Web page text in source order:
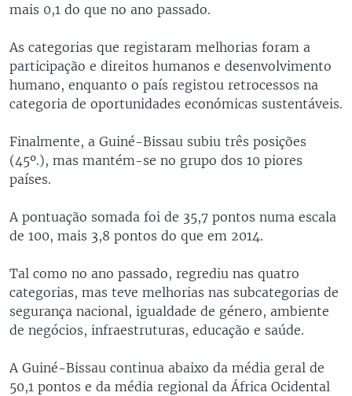
mais 0,1 do que no ano passado.
As categorias que registaram melhorias foram a
participação e direitos humanos e desenvolvimento
humano, enquanto o país registou retrocessos na
categoria de oportunidades económicas sustentáveis.
Finalmente, a Guiné-Bissau subiu três posições
(45º.), mas mantém-se no grupo dos 10 piores
países.
A pontuação somada foi de 35,7 pontos numa escala
de 100, mais 3,8 pontos do que em 2014.
Tal como no ano passado, regrediu nas quatro
categorias, mas teve melhorias nas subcategorias de
segurança nacional, igualdade de género, ambiente
de negócios, infraestruturas, educação e saúde.
A Guiné-Bissau continua abaixo da média geral de
50,1 pontos e da média regional da África Ocidental